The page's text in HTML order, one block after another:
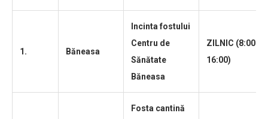
1. Băneasa
Incinta fostului
Centru de
Sănătate
Băneasa
ZILNIC (8:00 –
16:00)
Fosta cantină